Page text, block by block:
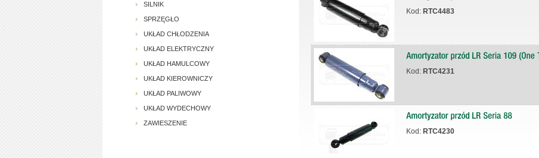
SILNIK
SPRZĘGŁO
UKŁAD CHŁODZENIA
UKŁAD ELEKTRYCZNY
UKŁAD HAMULCOWY
UKŁAD KIEROWNICZY
UKŁAD PALIWOWY
UKŁAD WYDECHOWY
ZAWIESZENIE
Kod: RTC4483
Kod: RTC4231
Kod: RTC4230